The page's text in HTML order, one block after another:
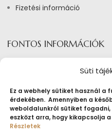
Süti
Ez a webhely sütiket használ a
érdekében. Amennyiben a
weboldalunkról sütiket
eszközt arra, hogy kikapcsolja
Részletek
Fizetési információ
FONTOS INFORMÁCIÓK
Általános Szerződési
Tájékoztató sütik
Fogyasztóvédelmi